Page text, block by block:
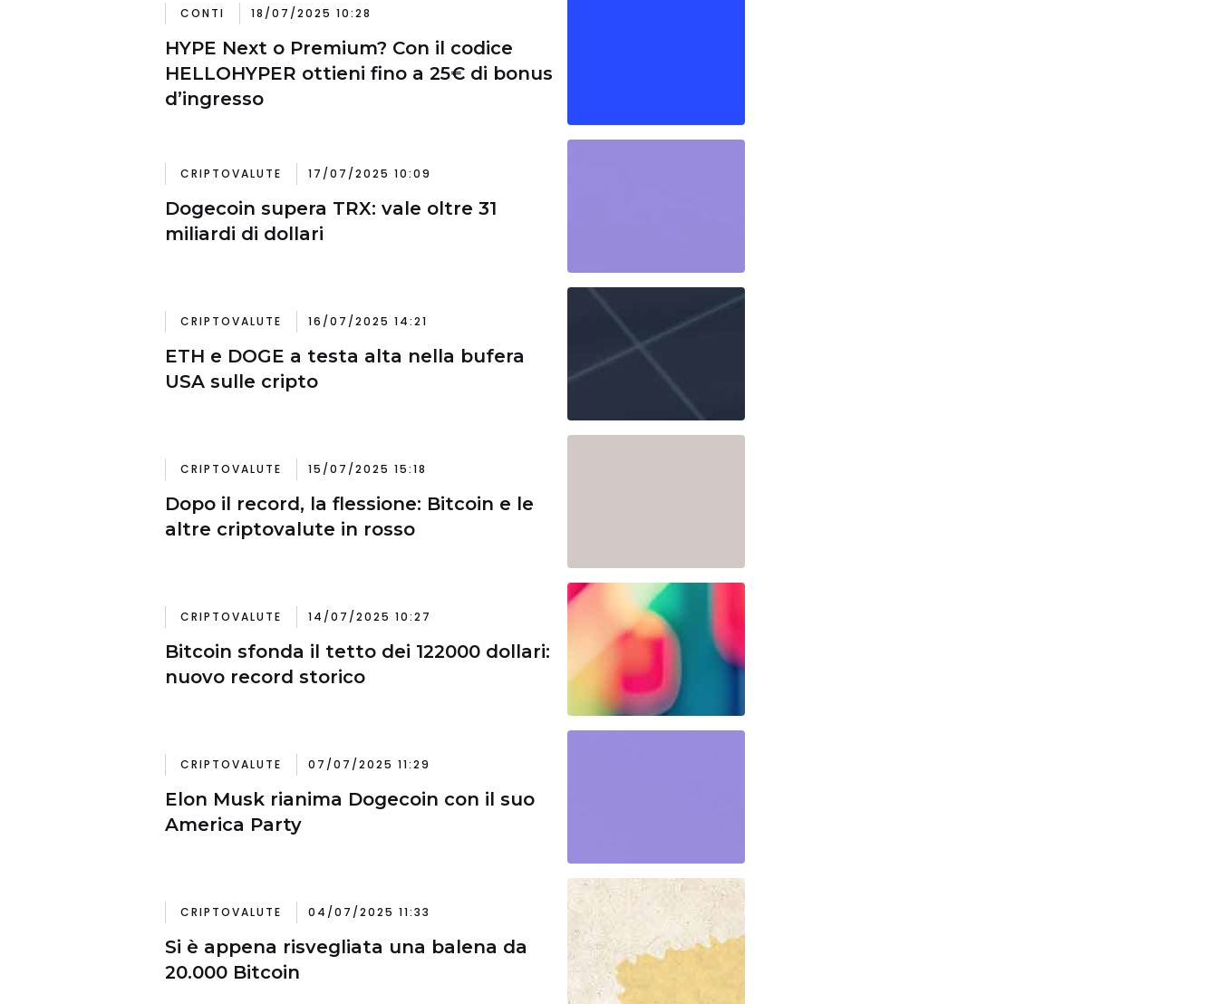
CONTI 18/07/2025 10:28
HYPE Next o Premium? Con il codice
HELLOHYPER ottieni fino a 25€ di bonus
d’ingresso
CRIPTOVALUTE 17/07/2025 10:09
Dogecoin supera TRX: vale oltre 31
miliardi di dollari
CRIPTOVALUTE 16/07/2025 14:21
ETH e DOGE a testa alta nella bufera
USA sulle cripto
CRIPTOVALUTE 15/07/2025 15:18
Dopo il record, la flessione: Bitcoin e le
altre criptovalute in rosso
CRIPTOVALUTE 14/07/2025 10:27
Bitcoin sfonda il tetto dei 122000 dollari:
nuovo record storico
CRIPTOVALUTE 07/07/2025 11:29
Elon Musk rianima Dogecoin con il suo
America Party
CRIPTOVALUTE 04/07/2025 11:33
Si è appena risvegliata una balena da
20.000 Bitcoin